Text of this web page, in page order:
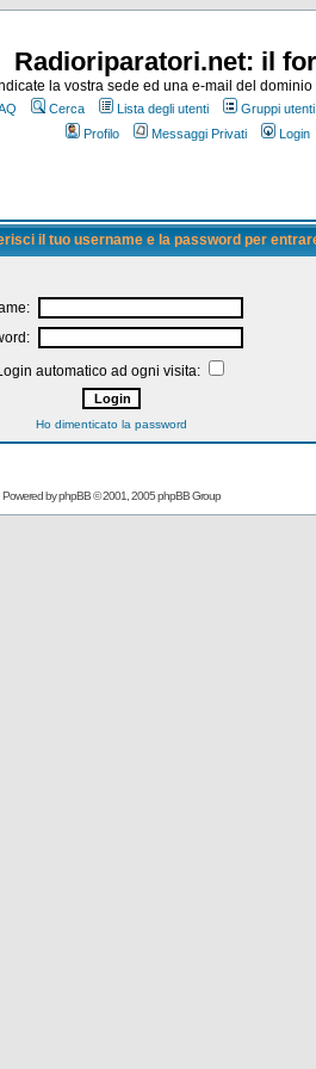
Radioriparatori.net: il
la vostra sede ed una e-mail del
Cerca Lista degli utenti Gruppi utenti
Profilo
Messaggi Privati Login
il tuo username e la password per
automatico ad ogni visita:
Ho dimenticato la password
Powered byphpBB© 2001, 2005 phpBB Group